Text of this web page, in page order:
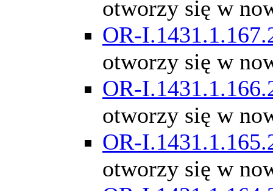
otworzy się w
OR-
otworzy się w
OR-
otworzy się w
OR-
otworzy się w